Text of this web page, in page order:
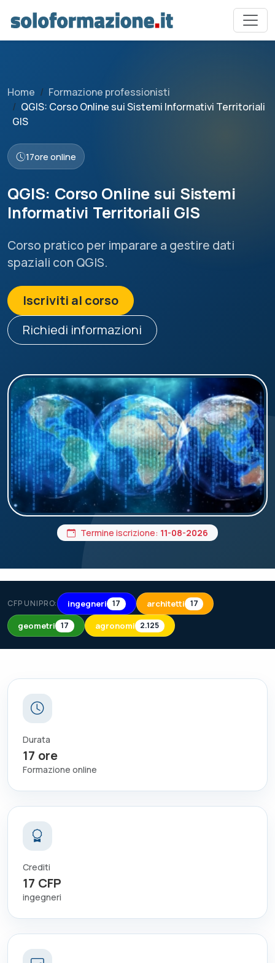
Home
Formazione professionisti
QGIS: Corso Online sui Sistemi Informativi Territoriali
GIS
17ore online
QGIS: Corso Online sui Sistemi
Informativi Territoriali GIS
Corso pratico per imparare a gestire dati
spaziali con QGIS.
Iscriviti al corso
Richiedi informazioni
Termine iscrizione: 11-08-2026
CFP UNIPRO: ingegneri 17 architetti 17
geometri 17 agronomi 2.125
Durata
17 ore
Formazione online
Crediti
17 CFP
ingegneri